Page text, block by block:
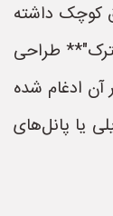
کوچک داشته
طراحی
آن ادغام شده
یا پانل‌های